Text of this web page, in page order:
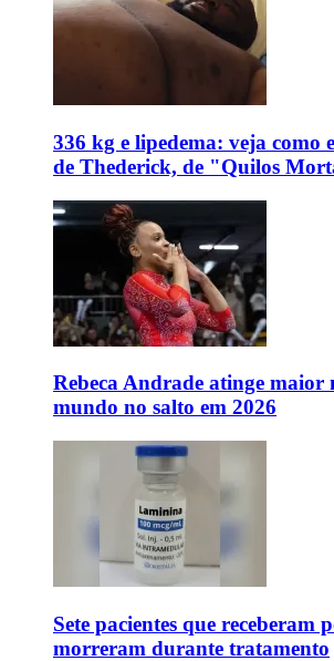
336 kg e lipedema: veja como
de Thederick, de "Quilos
Rebeca Andrade atinge maior
mundo no salto em 2026
Sete pacientes que receberam
morreram durante tratamento